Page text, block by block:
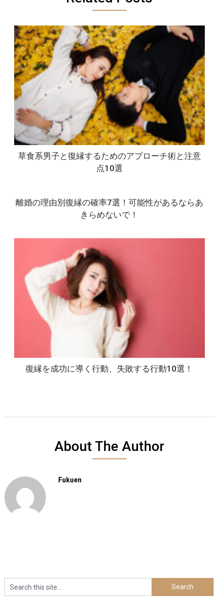
草食系男子と復縁するためのアプローチ術と注意
点10選
離婚の理由別復縁の確率7選！可能性があるならあ
きらめないで！
復縁を成功に導く行動、失敗する行動10選！
About The Author
Fukuen